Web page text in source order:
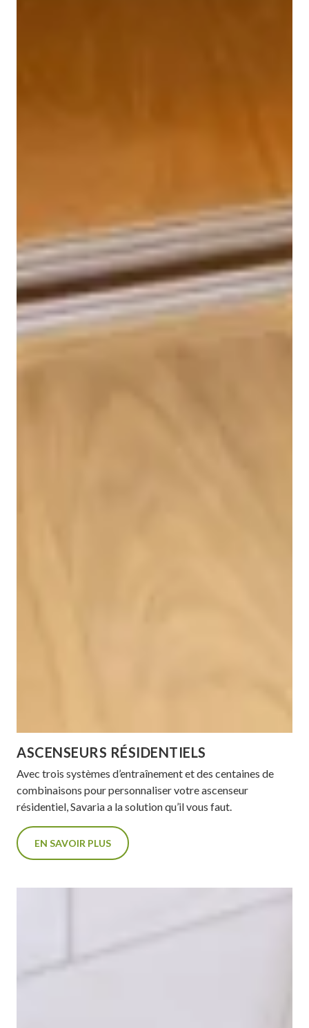
ASCENSEURS RÉSIDENTIELS
Avec trois systèmes d’entraînement et des centaines de
combinaisons pour personnaliser votre ascenseur
résidentiel, Savaria a la solution qu’il vous faut.
EN SAVOIR PLUS